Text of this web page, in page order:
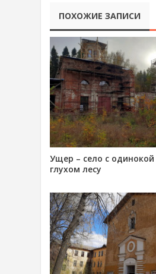
ПОХОЖИЕ ЗАПИСИ
Ущер – село с
глухом лесу